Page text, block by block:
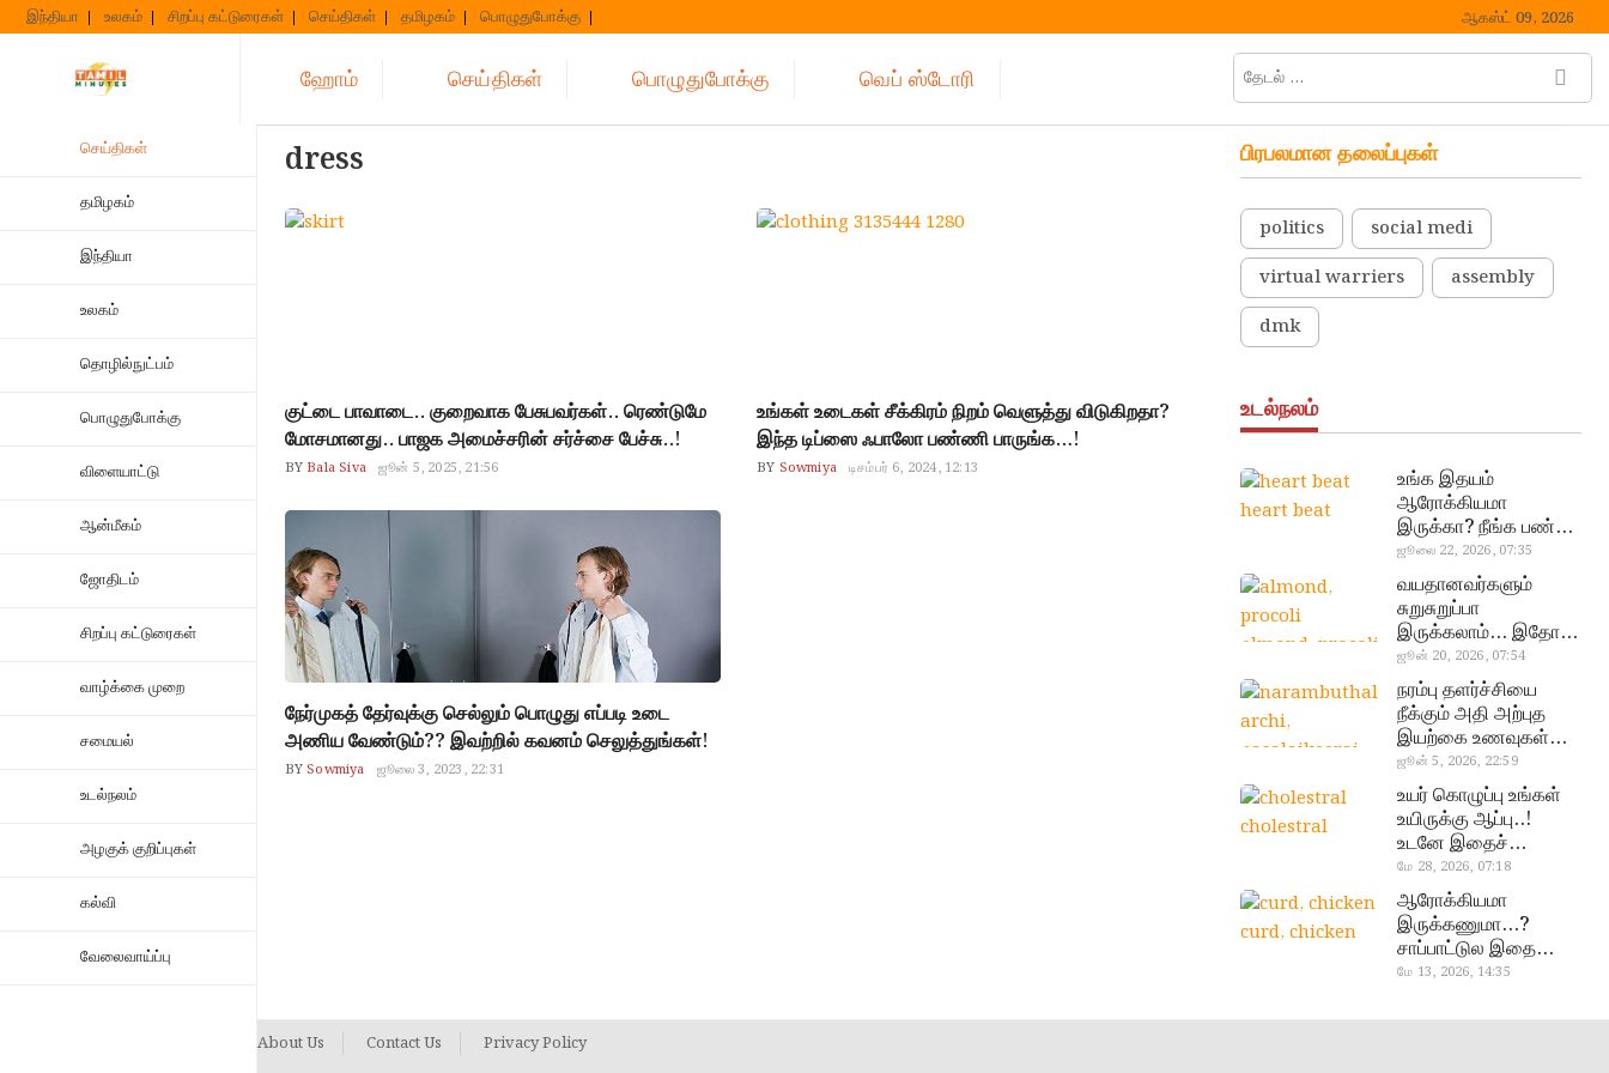
Skip
to
இந்தியா உலகம் சிறப்பு கட்டுரைகள் செய்திகள் தமிழகம் பொழுதுபோக்கு ஆகஸ்ட் 09, 2026
ஹோம் செய்திகள் பொழுதுபோக்கு வெப் ஸ்டோரி
தேடல்
… M
t
o
செய்திகள்
தமிழகம்
இந்தியா
உலகம்
தொழில்நுட்பம்
பொழுதுபோக்கு
விளையாட்டு
ஆன்மீகம்
ஜோதிடம்
சிறப்பு கட்டுரைகள்
வாழ்க்கை முறை
சமையல்
உடல்நலம்
அழகுக் குறிப்புகள்
கல்வி
வேலைவாய்ப்பு
dress
குட்டை பாவாடை.. குறைவாக பேசுபவர்கள்.. ரெண்டுமே
மோசமானது.. பாஜக அமைச்சரின் சர்ச்சை பேச்சு..!
BY Bala Siva ஜூன் 5, 2025, 21:56
உங்கள் உடைகள் சீக்கிரம் நிறம் வெளுத்து விடுகிறதா?
இந்த டிப்ஸை ஃபாலோ பண்ணி பாருங்க…!
BY Sowmiya டிசம்பர் 6, 2024, 12:13
நேர்முகத் தேர்வுக்கு செல்லும் பொழுது எப்படி உடை
அணிய வேண்டும்?? இவற்றில் கவனம் செலுத்துங்கள்!
BYSowmiya ஜூலை 3, 2023, 22:31
பிரபலமான தலைப்புகள்
politics
social medi
virtual warriers
assembly
dmk
உடல்நலம்
heart beat
உங்க இதயம்
ஆரோக்கியமா
இருக்கா? நீங்க பண்ண
வேண்டிய எளிய 5
டெஸ்ட்!
ஜூலை 22, 2026, 07:35
almond, procoli
வயதானவர்களும்
சுறுசுறுப்பா
இருக்கலாம்… இதோ
சூப்பர் உணவுகள்!
ஜூன் 20, 2026, 07:54
narambuthalar
chi,
pasalaikeerai
நரம்பு தளர்ச்சியை
நீக்கும் அதி அற்புத
இயற்கை உணவுகள்…
தவற விட்டுறாதீங்க!
ஜூன் 5, 2026, 22:59
cholestral
உயர் கொழுப்பு உங்கள்
உயிருக்கு ஆப்பு..!
உடனே இதைச்
செய்யுங்க!
மே 28, 2026, 07:18
curd, chicken
ஆரோக்கியமா
இருக்கணுமா…?
சாப்பாட்டுல இதை
எல்லாம்
மே 13, 2026, 14:35
About Us Contact Us Privacy Policy